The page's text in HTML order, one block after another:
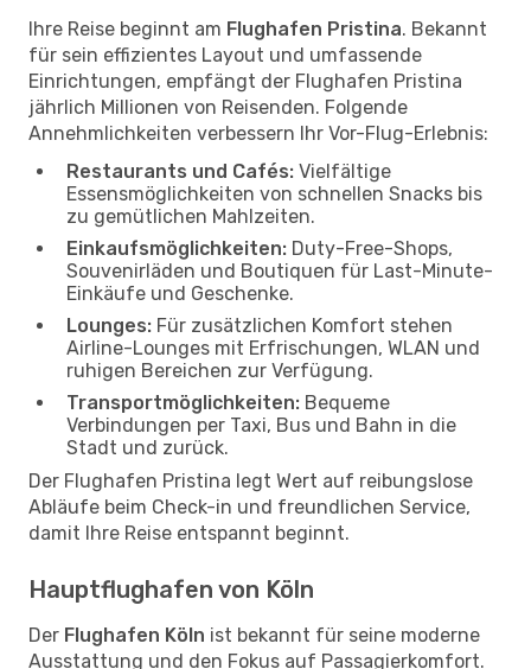
Ihre Reise beginnt am Flughafen Pristina. Bekannt
für sein effizientes Layout und umfassende
Einrichtungen, empfängt der Flughafen Pristina
jährlich Millionen von Reisenden. Folgende
Annehmlichkeiten verbessern Ihr Vor-Flug-Erlebnis:
Restaurants und Cafés: Vielfältige
Essensmöglichkeiten von schnellen Snacks bis
zu gemütlichen Mahlzeiten.
Einkaufsmöglichkeiten: Duty-Free-Shops,
Souvenirläden und Boutiquen für Last-Minute-
Einkäufe und Geschenke.
Lounges: Für zusätzlichen Komfort stehen
Airline-Lounges mit Erfrischungen, WLAN und
ruhigen Bereichen zur Verfügung.
Transportmöglichkeiten: Bequeme
Verbindungen per Taxi, Bus und Bahn in die
Stadt und zurück.
Der Flughafen Pristina legt Wert auf reibungslose
Abläufe beim Check-in und freundlichen Service,
damit Ihre Reise entspannt beginnt.
Hauptflughafen von Köln
Der Flughafen Köln ist bekannt für seine moderne
Ausstattung und den Fokus auf Passagierkomfort.